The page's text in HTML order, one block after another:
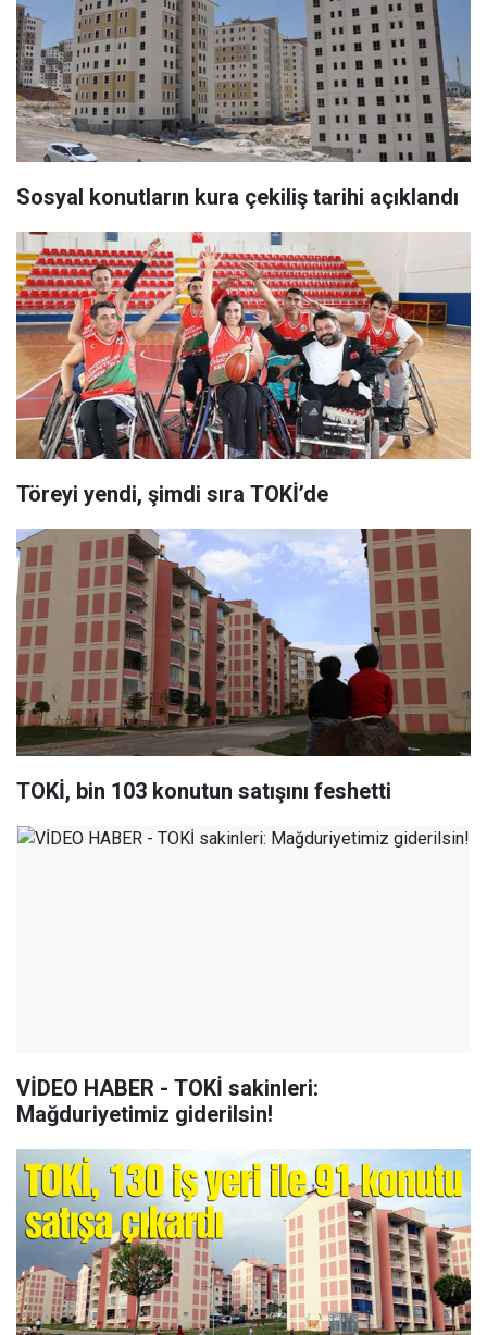
Sosyal konutların kura çekiliş tarihi açıklandı
Töreyi yendi, şimdi sıra TOKİ’de
TOKİ, bin 103 konutun satışını feshetti
VİDEO HABER - TOKİ sakinleri:
Mağduriyetimiz giderilsin!